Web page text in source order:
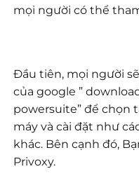
mọi người có thể
Đầu tiên, mọi người
của google ”
powersuite” để chọn
máy và cài đặt như
khác. Bên cạnh đó,
Privoxy.